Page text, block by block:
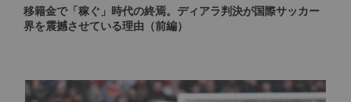
移籍金で「稼ぐ」時代の終焉。ディアラ判決が国際サッカー
界を震撼させている理由（前編）